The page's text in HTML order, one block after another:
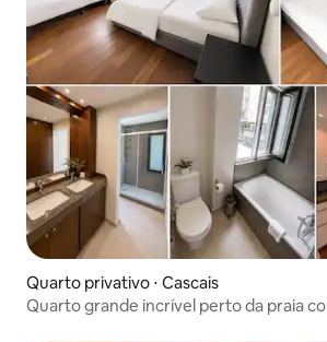
Quarto privativo ⋅ Cascais
Quarto grande incrível perto da praia